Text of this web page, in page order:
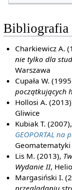
Bibliografia
Charkiewicz A.
nie tylko dla
Warszawa
Cupała W.
początkujących
Hollosi A.
Gliwice
Kubiak T. (2007),
GEOPORTAL na
Lis M. (2013),
Wydanie II,
Margasiński I.